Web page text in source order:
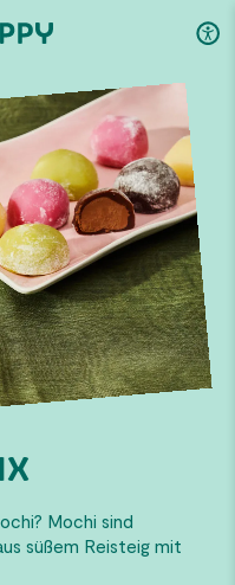
Mochi sind
süßem Reisteig mit